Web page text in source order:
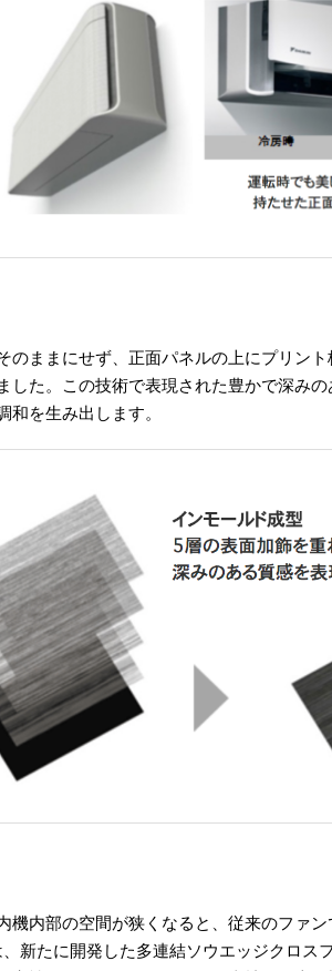
のままにせず、正面パネルの上にプリン
した。この技術で表現された豊かで深み
和を生み出します。
機内部の空間が狭くなると、従来のファ
新たに開発した多連結ソウエッジクロス